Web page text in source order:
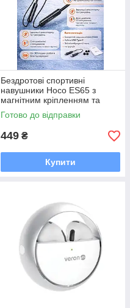
Бездротові спортивні
навушники Hoco ES65 з
магнітним кріпленням та
шийною дужкою, Bluetooth
5.3, до 30 годин роботи
Готово до відправки
449 ₴
Купити